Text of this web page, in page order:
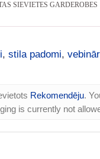
SIEVIETES GARDEROBES
, stila padomi,
Rekomendēju.
is currently not